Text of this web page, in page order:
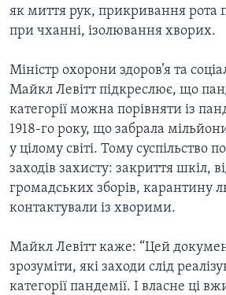
як миття рук, прикривання рота
при чханні, ізолювання хворих.
Міністр охорони здоров’я та
Майкл Левітт підкреслює, що
категорії можна порівняти із
1918-го року, що забрала
у цілому світі. Тому суспільство
заходів захисту: закриття шкіл,
громадських зборів, карантину
контактували із хворими.
Майкл Левітт каже: “Цей
зрозуміти, які заходи слід
категорії пандемії. І власне ці